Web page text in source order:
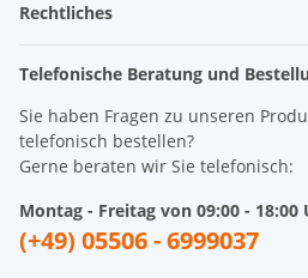
Rechtliches
Telefonische Beratung und
Sie haben Fragen zu unseren
telefonisch bestellen?
Gerne beraten wir Sie telefonisch:
Montag - Freitag von 09:00 - 18:00
(+49) 05506 - 6999037